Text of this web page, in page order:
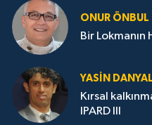
ONUR ÖNBUL
Bir Lokmanın
YASIN DANYAL
Kırsal
IPARD III